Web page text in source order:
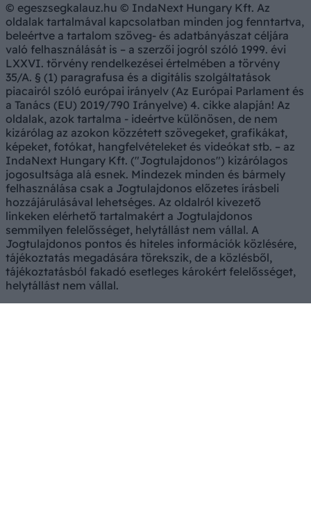
© egeszsegkalauz.hu © IndaNext Hungary Kft. Az
oldalak tartalmával kapcsolatban minden jog fenntartva,
beleértve a tartalom szöveg- és adatbányászat céljára
való felhasználását is – a szerzői jogról szóló 1999. évi
LXXVI. törvény rendelkezései értelmében a törvény
35/A. § (1) paragrafusa és a digitális szolgáltatások
piacairól szóló európai irányelv (Az Európai Parlament és
a Tanács (EU) 2019/790 Irányelve) 4. cikke alapján! Az
oldalak, azok tartalma - ideértve különösen, de nem
kizárólag az azokon közzétett szövegeket, grafikákat,
képeket, fotókat, hangfelvételeket és videókat stb. – az
IndaNext Hungary Kft. ("Jogtulajdonos") kizárólagos
jogosultsága alá esnek. Mindezek minden és bármely
felhasználása csak a Jogtulajdonos előzetes írásbeli
hozzájárulásával lehetséges. Az oldalról kivezető
linkeken elérhető tartalmakért a Jogtulajdonos
semmilyen felelősséget, helytállást nem vállal. A
Jogtulajdonos pontos és hiteles információk közlésére,
tájékoztatás megadására törekszik, de a közlésből,
tájékoztatásból fakadó esetleges károkért felelősséget,
helytállást nem vállal.